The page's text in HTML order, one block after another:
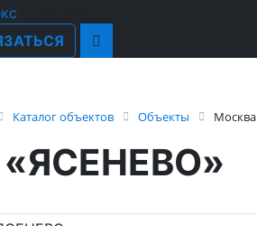
Каталог объектов Объекты Москва